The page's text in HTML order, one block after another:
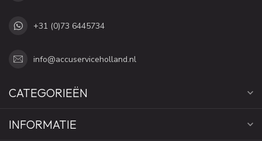
+31 (0)73 6445734
info@accuserviceholland.nl
CATEGORIEËN
INFORMATIE